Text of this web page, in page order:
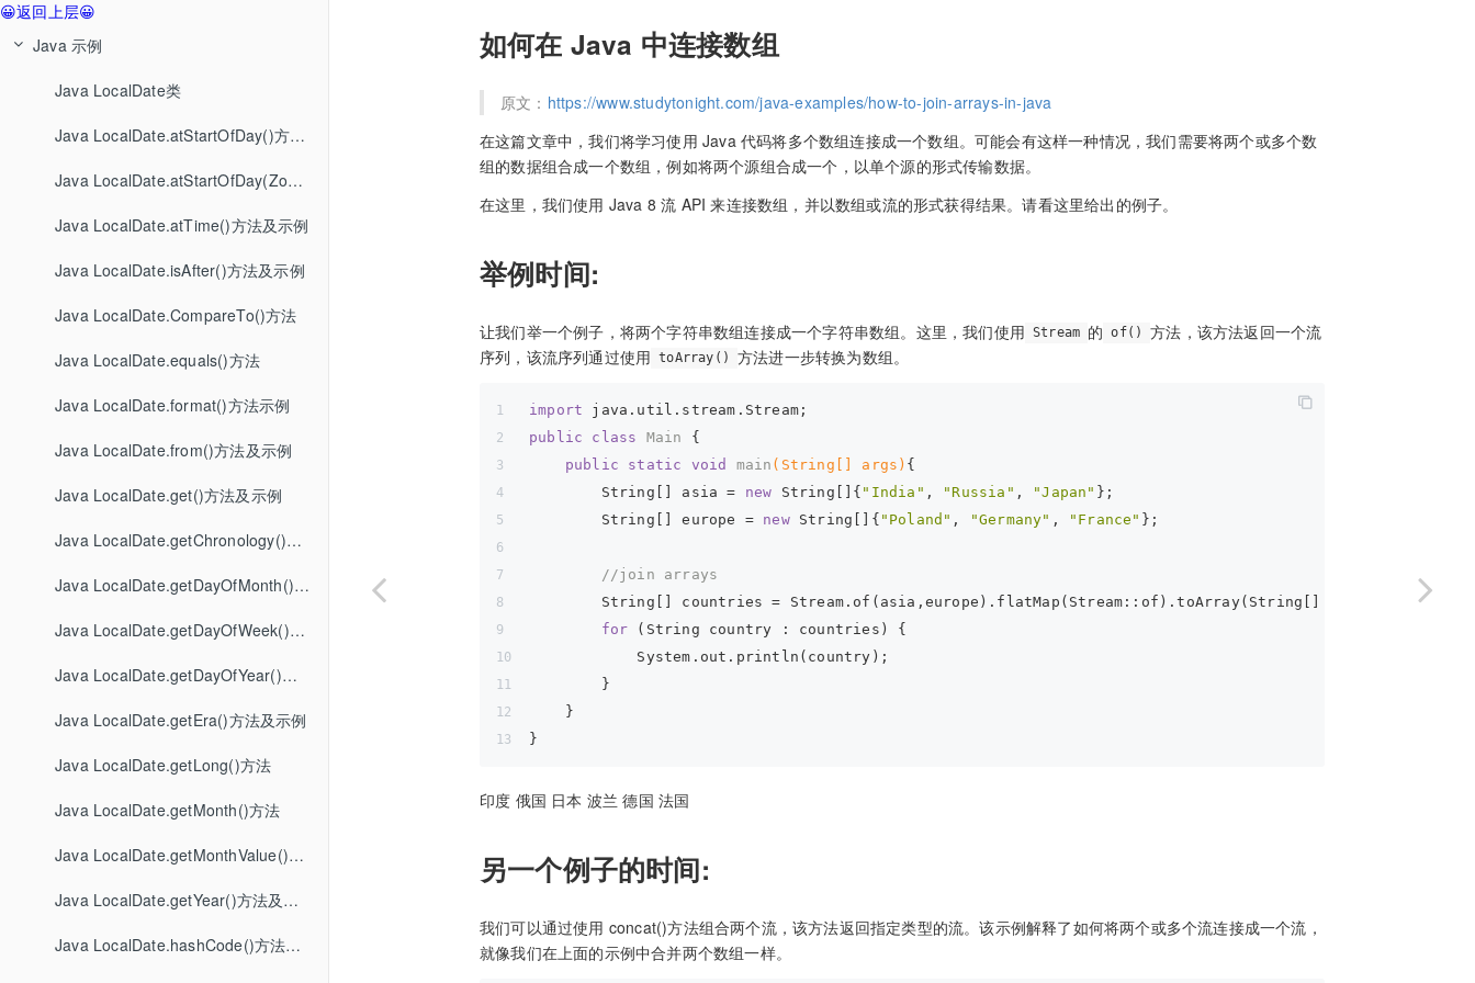
😀返回上层😀
Java 示例
Java LocalDate类
Java LocalDate.atStartOfDay()方法示例
Java LocalDate.atStartOfDay(ZoneId)方法
Java LocalDate.atTime()方法及示例
Java LocalDate.isAfter()方法及示例
Java LocalDate.CompareTo()方法
Java LocalDate.equals()方法
Java LocalDate.format()方法示例
Java LocalDate.from()方法及示例
Java LocalDate.get()方法及示例
Java LocalDate.getChronology()方法
Java LocalDate.getDayOfMonth()方法
Java LocalDate.getDayOfWeek()方法
Java LocalDate.getDayOfYear()方法示例
Java LocalDate.getEra()方法及示例
Java LocalDate.getLong()方法
Java LocalDate.getMonth()方法
Java LocalDate.getMonthValue()方法
Java LocalDate.getYear()方法及示例
Java LocalDate.hashCode()方法及示例
如何在 Java 中连接数组
原文： https://www.studytonight.com/java-examples/how-to-join-arrays-in-java
在这篇文章中，我们将学习使用 Java 代码将多个数组连接成一个数组。可能会有这样一种情况，我们需要将两个或多个数
组的数据组合成一个数组，例如将两个源组合成一个，以单个源的形式传输数据。
在这里，我们使用 Java 8 流 API 来连接数组，并以数组或流的形式获得结果。请看这里给出的例子。
举例时间:
让我们举一个例子，将两个字符串数组连接成一个字符串数组。这里，我们使用 Stream 的 of()
方法，该方法返回一个流
序列，该流序列通过使用 toArray() 方法进一步转换为数组。
import java.util.stream.Stream;
public
class Main
{
public
static void main (String[] args) {
        String[] asia =
new String[]{ "India" , "Russia" , "Japan" };
        String[] europe =
new String[]{ "Poland" , "Germany" , "France" };
//join arrays
        String[] countries = Stream.of(asia,europe).flatMap(Stream::of).toArray(String[]::
for (String country : countries) {
            System.out.println(country);
        }
    }
}
印度 俄国 日本 波兰 德国 法国
另一个例子的时间:
我们可以通过使用 concat()方法组合两个流，该方法返回指定类型的流。该示例解释了如何将两个或多个流连接成一个流，
就像我们在上面的示例中合并两个数组一样。